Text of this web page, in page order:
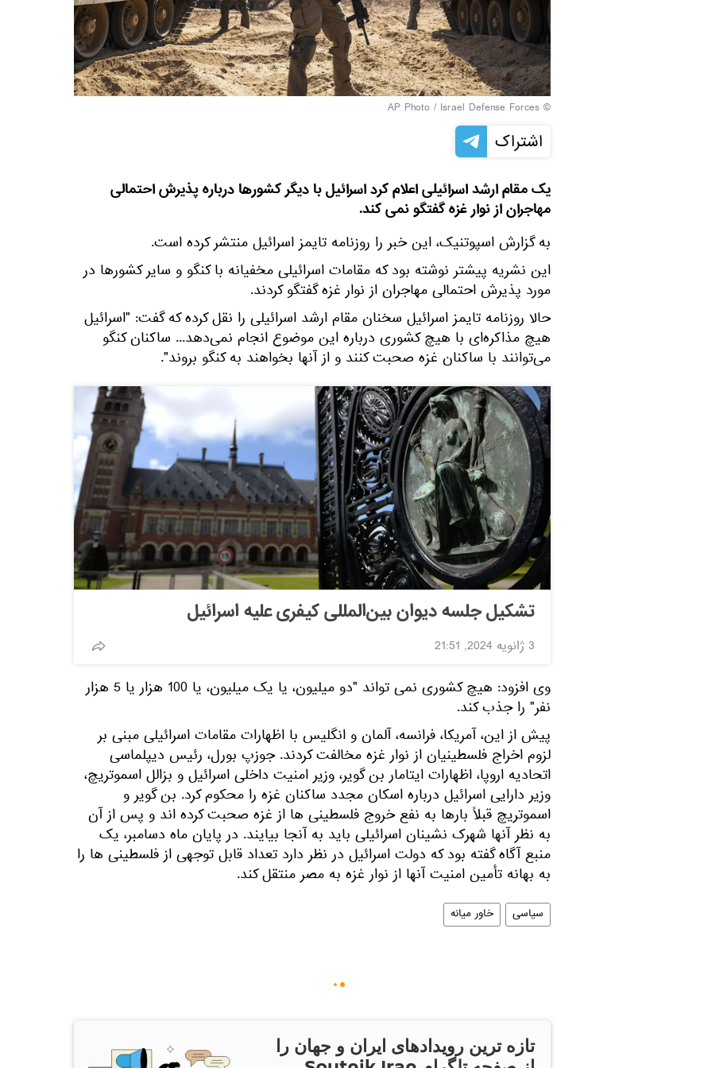
© AP Photo / Israel Defense Forces
اشتراک
یک مقام ارشد اسرائیلی اعلام کرد اسرائیل با دیگر کشورها درباره پذیرش احتمالی
مهاجران از نوار غزه گفتگو نمی کند.
به گزارش اسپوتنیک، این خبر را روزنامه تایمز اسرائیل منتشر کرده است.
این نشریه پیشتر نوشته بود که مقامات اسرائیلی مخفیانه با کنگو و سایر کشورها در
مورد پذیرش احتمالی مهاجران از نوار غزه گفتگو کردند.
حالا روزنامه تایمز اسرائیل سخنان مقام ارشد اسرائیلی را نقل کرده که گفت: "اسرائیل
هیچ مذاکره‌ای با هیچ کشوری درباره این موضوع انجام نمی‌دهد... ساکنان کنگو
می‌توانند با ساکنان غزه صحبت کنند و از آنها بخواهند به کنگو بروند".
تشکیل جلسه دیوان بین‌المللی کیفری علیه اسرائیل
3 ژانویه 2024, 21:51
وی افزود: هیچ کشوری نمی تواند "دو میلیون، یا یک میلیون، یا 100 هزار یا 5 هزار
نفر" را جذب کند.
پیش از این، آمریکا، فرانسه، آلمان و انگلیس با اظهارات مقامات اسرائیلی مبنی بر
لزوم اخراج فلسطینیان از نوار غزه مخالفت کردند. جوزپ بورل، رئیس دیپلماسی
اتحادیه اروپا، اظهارات ایتامار بن گویر، وزیر امنیت داخلی اسرائیل و بزالل اسموتریچ،
وزیر دارایی اسرائیل درباره اسکان مجدد ساکنان غزه را محکوم کرد. بن گویر و
اسموتریچ قبلاً بارها به نفع خروج فلسطینی ها از غزه صحبت کرده اند و پس از آن
به نظر آنها شهرک نشینان اسرائیلی باید به آنجا بیایند. در پایان ماه دسامبر، یک
منبع آگاه گفته بود که دولت اسرائیل در نظر دارد تعداد قابل توجهی از فلسطینی ها را
به بهانه تأمین امنیت آنها از نوار غزه به مصر منتقل کند.
سیاسی خاور میانه
تازه ترین رویدادهای ایران و جهان را